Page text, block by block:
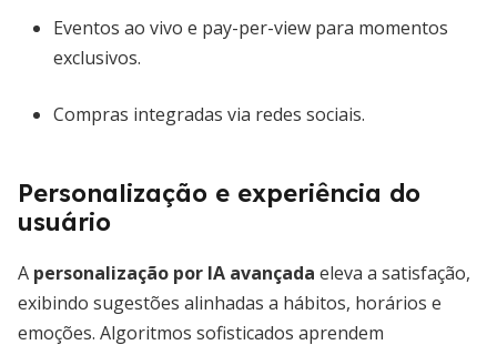
Eventos ao vivo e pay-per-view para momentos
exclusivos.
Compras integradas via redes sociais.
Personalização e experiência do
usuário
A personalização por IA avançada eleva a satisfação,
exibindo sugestões alinhadas a hábitos, horários e
emoções. Algoritmos sofisticados aprendem